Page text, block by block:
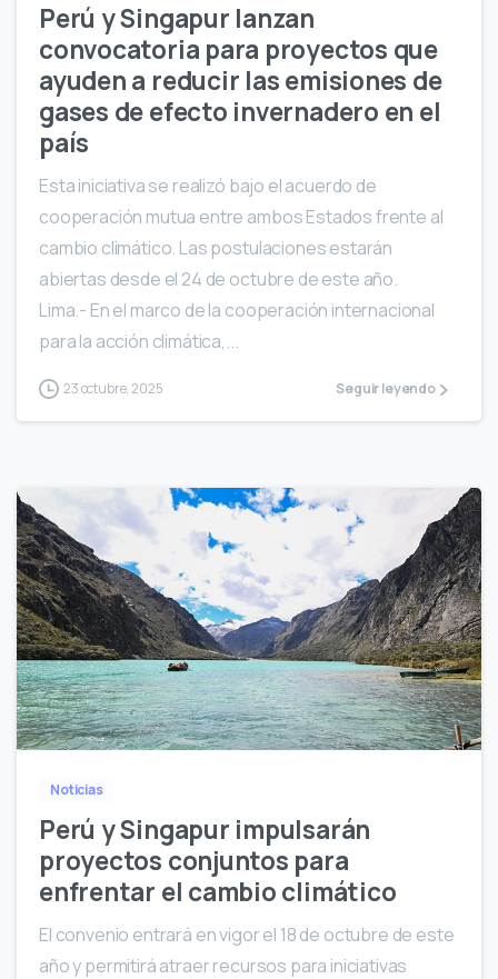
Perú y Singapur lanzan
convocatoria para proyectos que
ayuden a reducir las emisiones de
gases de efecto invernadero en el
país
Esta iniciativa se realizó bajo el acuerdo de
cooperación mutua entre ambos Estados frente al
cambio climático. Las postulaciones estarán
abiertas desde el 24 de octubre de este año.
Lima.- En el marco de la cooperación internacional
para la acción climática,...
23 octubre, 2025 Seguir leyendo
1
Noticias
Perú y Singapur impulsarán
proyectos conjuntos para
enfrentar el cambio climático
El convenio entrará en vigor el 18 de octubre de este
año y permitirá atraer recursos para iniciativas